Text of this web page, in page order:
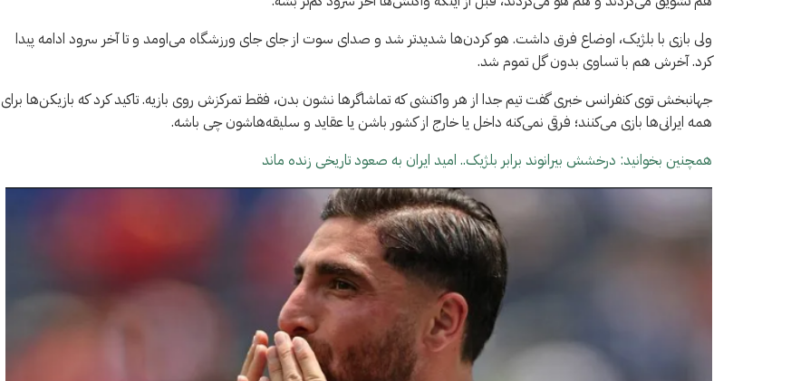
ولی بازی با بلژیک، اوضاع فرق داشت. هو کردن‌ها شدیدتر شد و صدای سوت از جای جای ورزشگاه می‌اومد و تا آخر سرود ادامه پیدا
کرد. آخرش هم با تساوی بدون گل تموم شد.
جهانبخش توی کنفرانس خبری گفت تیم جدا از هر واکنشی که تماشاگرها نشون بدن، فقط تمرکزش روی بازیه. تاکید کرد که بازیکن‌ها برای
همه ایرانی‌ها بازی می‌کنند؛ فرقی نمی‌کنه داخل یا خارج از کشور باشن یا عقاید و سلیقه‌هاشون چی باشه.
همچنین بخوانید: درخشش بیرانوند برابر بلژیک.. امید ایران به صعود تاریخی زنده ماند